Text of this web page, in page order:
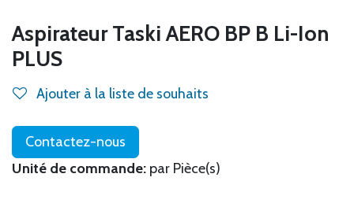
Aspirateur Taski AERO BP B Li-Ion
PLUS
Ajouter à la liste de souhaits
Contactez-nous
Unité de commande: par Pièce(s)